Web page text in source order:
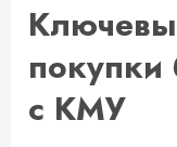
покупки
с КМУ